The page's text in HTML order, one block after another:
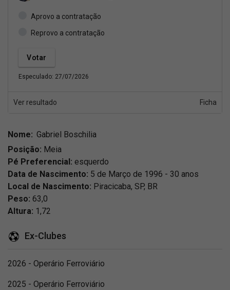
Aprovo a contratação
Reprovo a contratação
Especulado: 27/07/2026
Ver resultado Ficha
Nome: Gabriel Boschilia
Posição: Meia
Pé Preferencial: esquerdo
Data de Nascimento: 5 de Março de 1996 - 30 anos
Local de Nascimento: Piracicaba, SP, BR
Peso: 63,0
Altura: 1,72
Ex-Clubes
2026 - Operário Ferroviário
2025 - Operário Ferroviário